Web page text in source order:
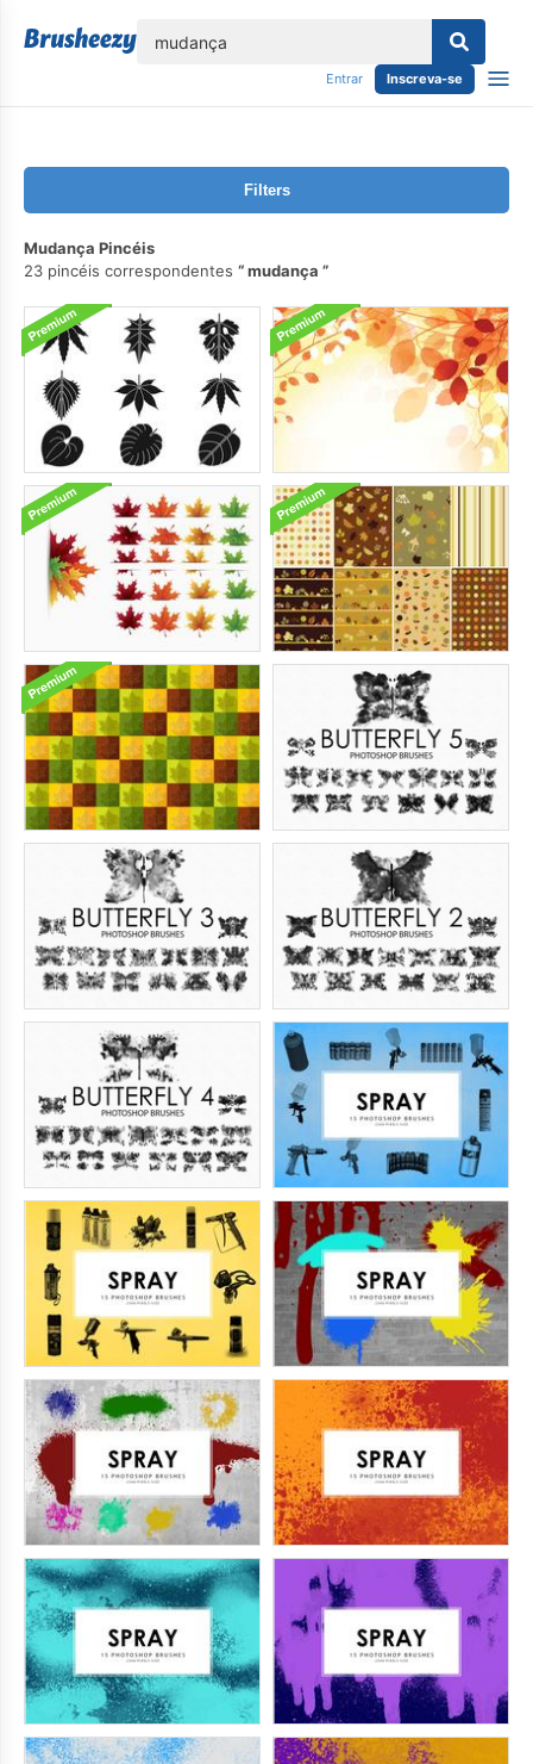
Entrar Inscreva-se
Filters
Mudança Pincéis
23 pincéis correspondentes
mudança